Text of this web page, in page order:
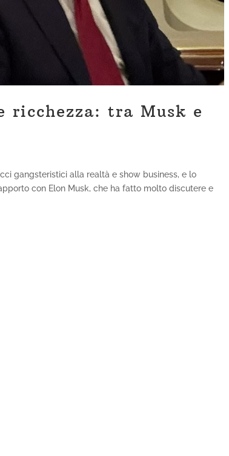
ricchezza: tra Musk e
gangsteristici alla realtà e show business, e lo
con Elon Musk, che ha fatto molto discutere e